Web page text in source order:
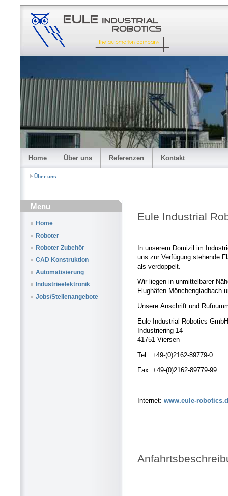
Home Über uns Referenzen Kontakt
Über uns
Menu
Home
Roboter
Roboter Zubehör
CAD Konstruktion
Automatisierung
Industrieelektronik
Jobs/Stellenangebote
Eule Industrial
In unserem Domizil im
uns zur Verfügung stehende
als verdoppelt.
Wir liegen in unmittelbarer
Flughäfen Mönchengladbach
Unsere Anschrift und
Eule Industrial Robotics
Industriering 14
41751 Viersen
Tel.: +49-(0)2162-89779-0
Fax: +49-(0)2162-89779-99
Internet: www.eule-